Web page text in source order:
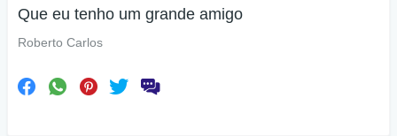
Que eu tenho um grande amigo
Roberto Carlos